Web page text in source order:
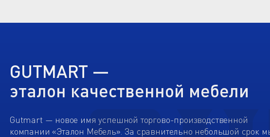
GUTMART —
эталон качественной мебели
Gutmart — новое имя успешной торгово-производственной
компании «Эталон Мебель». За сравнительно небольшой срок